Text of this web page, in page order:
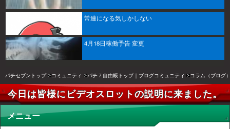
常連になる気しかしない
4月18日稼働予告 変更
パチセブントップ コミュニティ パチ７自由帳トップ｜ブログコミュニティ コラム（ブログ
今日は皆様にビデオスロットの説明に来ました。
メニュー